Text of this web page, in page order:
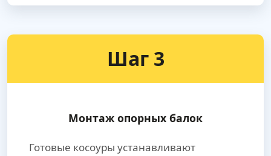
Шаг 3
Монтаж опорных балок
Готовые косоуры устанавливают